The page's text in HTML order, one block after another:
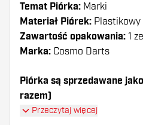
Temat Piórka: Marki
Materiał Piórek: Plastikowy
Zawartość opakowania: 1
Marka: Cosmo Darts
Piórka są sprzedawane
razem)
Piórka Cosmo Darts - Fit
Przeczytaj więcej